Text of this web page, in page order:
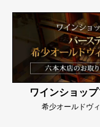
ワインショッ
希少オールドヴ